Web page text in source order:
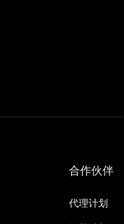
合作伙伴
代理计划